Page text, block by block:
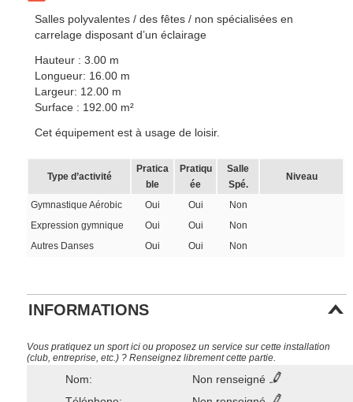
Salles polyvalentes / des fêtes / non spécialisées en
carrelage disposant d’un éclairage
Hauteur : 3.00 m
Longueur: 16.00 m
Largeur: 12.00 m
Surface : 192.00 m²
Cet équipement est à usage de loisir.
Type d’activité
Pratica
ble
Pratiqu
ée
Salle
Spé.
Niveau
Gymnastique Aérobic Oui Oui
Non
Expression gymnique
Oui Oui
Non
Autres Danses
Oui Oui Non
INFORMATIONS
Vous pratiquez un sport ici ou proposez un service sur cette installation
(club, entreprise, etc.) ? Renseignez librement cette partie.
Nom:
Non renseigné